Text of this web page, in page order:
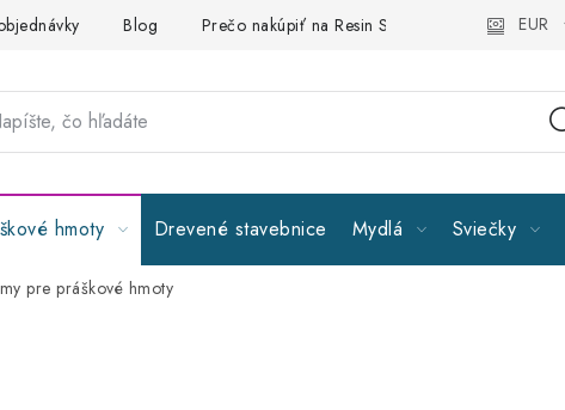
Blog Prečo nakúpiť na Resin Studiu Sledujte nás
EUR
hmoty Drevené stavebnice Mydlá Sviečky
pre práškové hmoty